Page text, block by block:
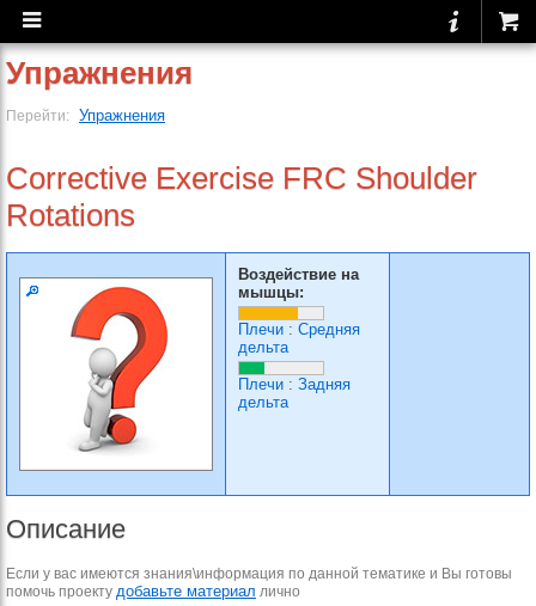
Упражнения
Перейти: Упражнения
Corrective Exercise FRC Shoulder
Rotations
Воздействие на
мышцы:
Плечи : Средняя
дельта
Плечи : Задняя
дельта
Описание
Если у вас имеются знания\информация по данной тематике и Вы готовы
помочь проекту добавьте материал лично